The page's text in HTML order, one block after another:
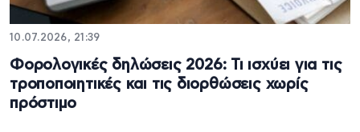
10.07.2026, 21:39
Φορολογικές δηλώσεις 2026: Τι ισχύει για τις
τροποποιητικές και τις διορθώσεις χωρίς
πρόστιμο